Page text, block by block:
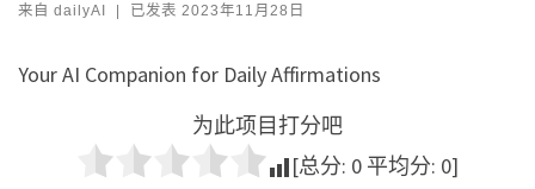
来自 dailyAI | 已发表 2023年11月28日
Your AI Companion for Daily Affirmations
为此项目打分吧
[总分: 0 平均分: 0]